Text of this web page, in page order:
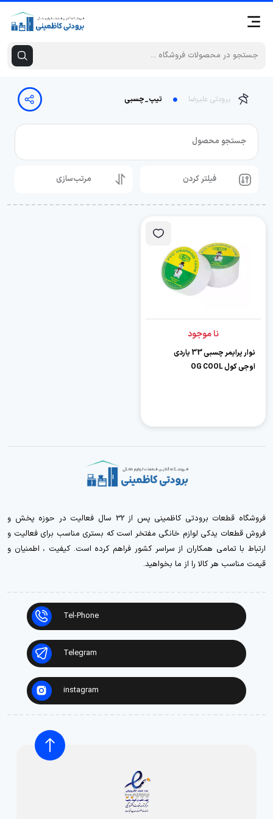
برودتی علیرضا تیپ_چسبی
جستجو محصول
فیلتر کردن مرتب‌سازی
نا موجود
نوار پرایمر چسبی 33 یاردی
اوجی کول OG COOL
فروشگاه قطعات برودتی کاظمینی پس از 32 سال فعالیت در حوزه پخش و
فروش قطعات یدکی لوازم خانگی مفتخر است که بستری مناسب برای فعالیت و
ارتباط با تمامی همکاران از سراسر کشور فراهم کرده است. کیفیت ، اطمنیان و
قیمت مناسب هر کالا را از ما بخواهید.
Tel-Phone
Telegram
instagram